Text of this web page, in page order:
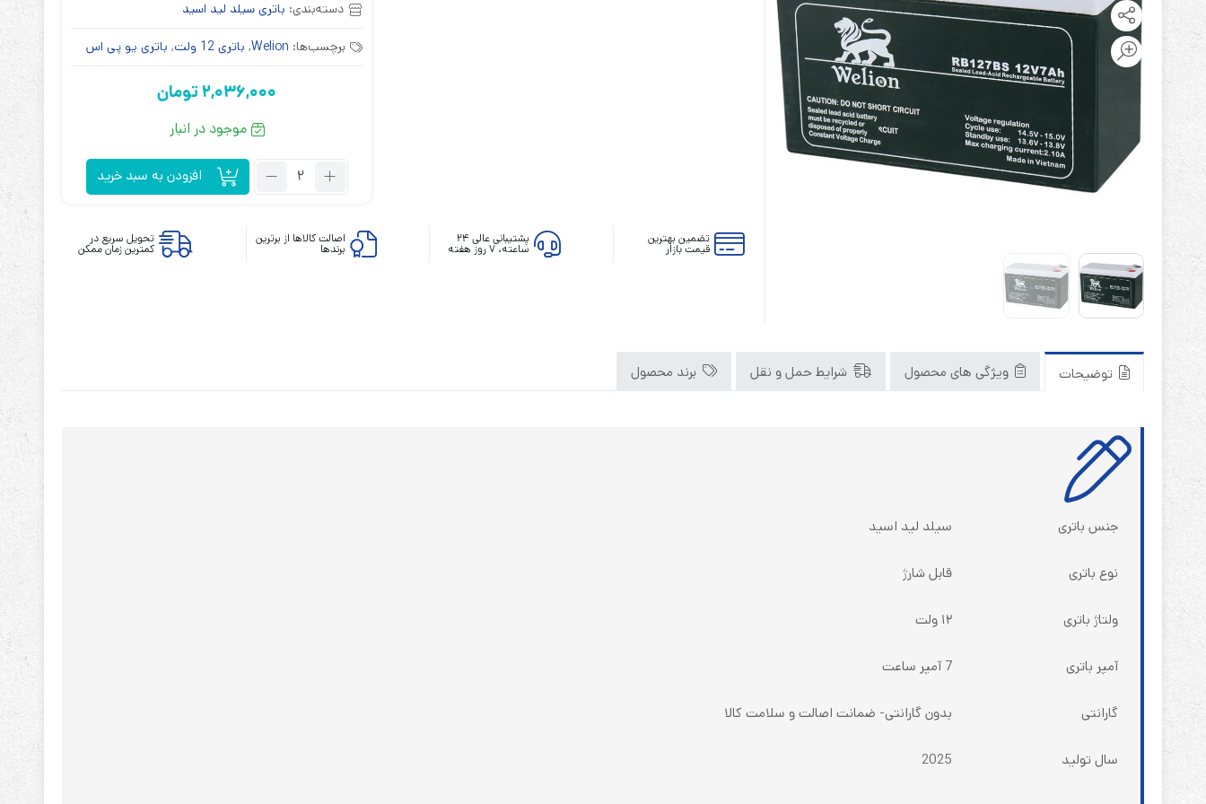
باتری آلکالاین
سلاموند
موریسل
کینگ بت
یونیتکس پاور
ZTY
ترانس ایزوله
روش های تخلیه
دسته‌بندی: باتری سیلد لید اسید
برچسب‌ها: Welion
, باتری 12 ولت , باتری یو پی اس
2,036,000 تومان
موجود در انبار
تعداد:
12
افزودن به سبد خرید
تضمین بهترین
قیمت بازار
پشتیبانی عالی ۲۴
ساعته، ۷ روز هفته
اصالت کالاها از برترین
برندها
تحویل سریع در
کمترین زمان ممکن
توضیحات ویژگی های محصول شرایط حمل و نقل برند محصول
جنس باتری سیلد لید اسید
نوع باتری قابل شارژ
ولتاژ باتری ۱۲ ولت
آمپر باتری 7 آمپر ساعت
گارانتی بدون گارانتی- ضمانت اصالت و سلامت کالا
سال تولید 2025